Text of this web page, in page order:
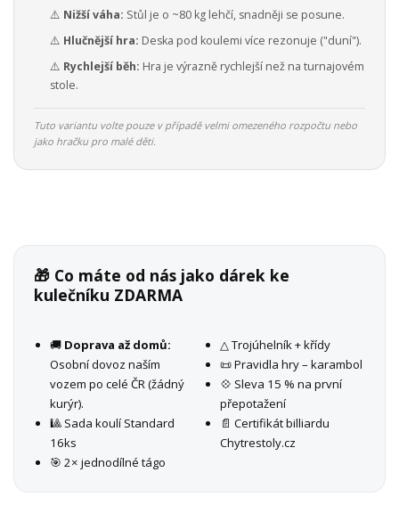
⚠️ Nižší váha: Stůl je o ~80 kg lehčí, snadněji se posune.
⚠️ Hlučnější hra: Deska pod koulemi více rezonuje ("duní").
⚠️ Rychlejší běh: Hra je výrazně rychlejší než na turnajovém
stole.
Tuto variantu volte pouze v případě velmi omezeného rozpočtu nebo
jako hračku pro malé děti.
🎁 Co máte od nás jako dárek ke
kulečníku ZDARMA
🚚 Doprava až domů:
Osobní dovoz naším
vozem po celé ČR (žádný
kurýr).
🎱 Sada koulí Standard
16ks
🎯 2× jednodílné tágo
△ Trojúhelník + křídy
📜 Pravidla hry – karambol
💠 Sleva 15 % na první
přepotažení
📄 Certifikát billiardu
Chytrestoly.cz